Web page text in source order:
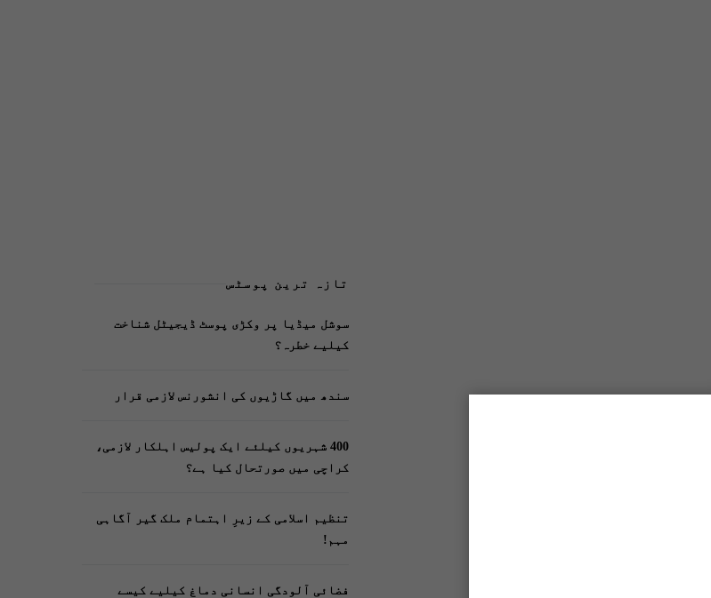
تازہ ترین پوسٹس
سوشل میڈیا پر وکڑی پوسٹ ڈیجیٹل شناخت
کیلیے خطرہ؟
سندھ میں گاڑیوں کی انشورنس لازمی قرار
400 شہریوں کیلئے ایک پولیس اہلکار لازمی،
کراچی میں صورتحال کیا ہے؟
تنظیم اسلامی کے زیرِ اہتمام ملک گیر آگاہی
مہم!
فضائی آلودگی انسانی دماغ کیلیے کیسے